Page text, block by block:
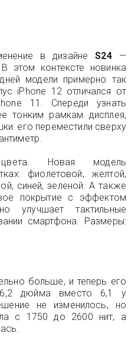
в дизайнеS24—
этом контексте новинка
модели примерно так
iPhone 12 отличался от
11. Спереди узнать
тонким рамкам дисплея,
его переместили сверху
Новая модель
фиолетовой, желтой,
синей, зеленой. А также
покрытие с эффектом
улучшает тактильные
смартфона. Размеры:
больше, и теперь его
6,2 дюйма вместо 6,1 у
не изменилось, но
с 1750 до 2600 нит, а